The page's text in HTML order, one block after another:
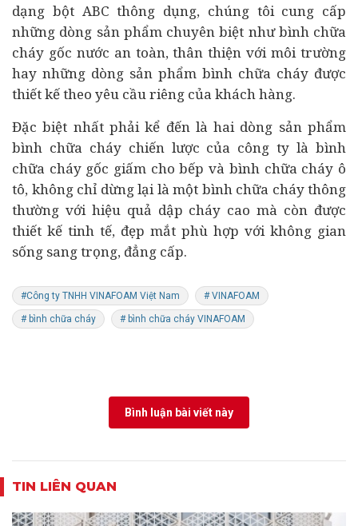
dạng bột ABC thông dụng, chúng tôi cung cấp
những dòng sản phẩm chuyên biệt như bình chữa
cháy gốc nước an toàn, thân thiện với môi trường
hay những dòng sản phẩm bình chữa cháy được
thiết kế theo yêu cầu riêng của khách hàng.
Đặc biệt nhất phải kể đến là hai dòng sản phẩm
bình chữa cháy chiến lược của công ty là bình
chữa cháy gốc giấm cho bếp và bình chữa cháy ô
tô, không chỉ dừng lại là một bình chữa cháy thông
thường với hiệu quả dập cháy cao mà còn được
thiết kế tinh tế, đẹp mắt phù hợp với không gian
sống sang trọng, đẳng cấp.
#Công ty TNHH VINAFOAM Việt Nam # VINAFOAM
# bình chữa cháy # bình chữa cháy VINAFOAM
Bình luận bài viết này
TIN LIÊN QUAN